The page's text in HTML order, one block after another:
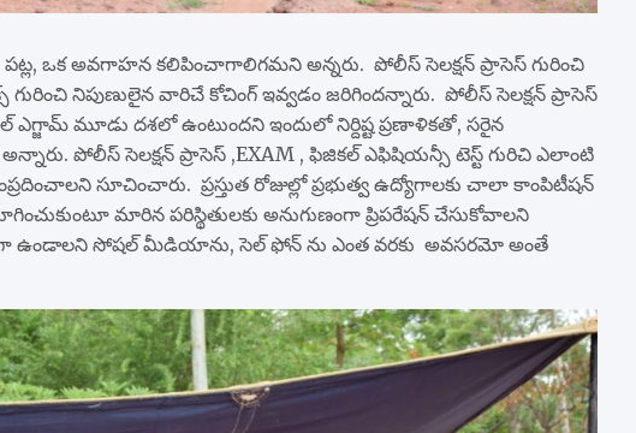
ఒక అవగాహన కలిపించాగాలిగమని అన్నరు. పోలీస్ సెలక్షన్ ప్రాసెస్ గురించి
నిపుణులైన వారిచే కోచింగ్ ఇవ్వడం జరిగిందన్నారు. పోలీస్ సెలక్షన్ ప్రాసెస్
మూడు దశలో ఉంటుందని ఇందులో నిర్దిష్ట ప్రణాళికతో, సరైన
పోలీస్ సెలక్షన్ ప్రాసెస్ ,EXAM , ఫిజికల్ ఎఫిషియన్సీ టెస్ట్ గురిచి ఎలాంటి
సూచించారు. ప్రస్తుత రోజుల్లో ప్రభుత్వ ఉద్యోగాలకు చాలా కాంపిటీషన్
మారిన పరిస్థితులకు అనుగుణంగా ప్రిపరేషన్ చేసుకోవాలని
ఉండాలని సోషల్ మీడియాను, సెల్ ఫోన్ ను ఎంత వరకు అవసరమో అంతే